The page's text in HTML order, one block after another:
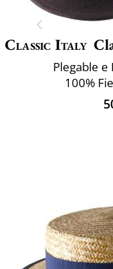
Classic Italy
Plegable
100%